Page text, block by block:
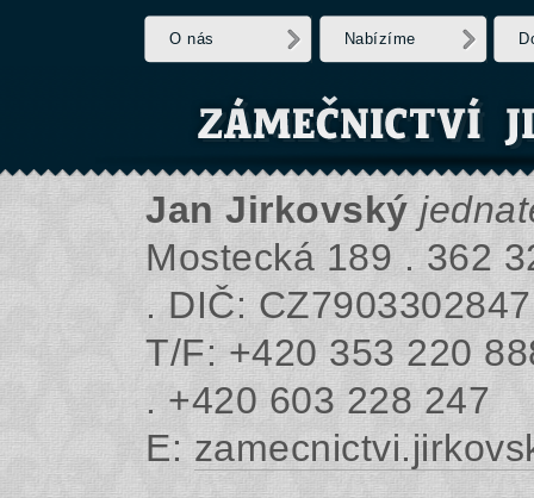
O nás Nabízíme
Jan Jirkovský
Mostecká 189 . 362
. DIČ: CZ7903302847
T/F: +420 353 220
. +420 603 228 247
E: